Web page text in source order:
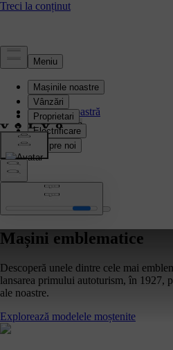
Cine suntem
Povestea noastră
Our heritage
Mașini emblematice
Descoperă unele dintre cele mai
lansarea primului autoturism, în 1927,
ale noastre.
Explorează modelele moștenite